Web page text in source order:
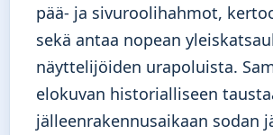
pää- ja sivuroolihahmot,
sekä antaa nopean
näyttelijöiden urapoluista.
elokuvan historialliseen
jälleenrakennusaikaan sodan